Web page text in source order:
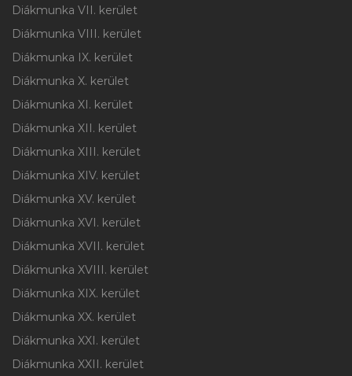
Diákmunka VII. kerület
Diákmunka VIII. kerület
Diákmunka IX. kerület
Diákmunka X. kerület
Diákmunka XI. kerület
Diákmunka XII. kerület
Diákmunka XIII. kerület
Diákmunka XIV. kerület
Diákmunka XV. kerület
Diákmunka XVI. kerület
Diákmunka XVII. kerület
Diákmunka XVIII. kerület
Diákmunka XIX. kerület
Diákmunka XX. kerület
Diákmunka XXI. kerület
Diákmunka XXII. kerület